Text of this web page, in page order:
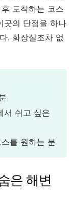
도착하는 코스
곳의 단점을 하나
. 화장실조차 없
서 쉬고 싶은
를 원하는 분
은 해변